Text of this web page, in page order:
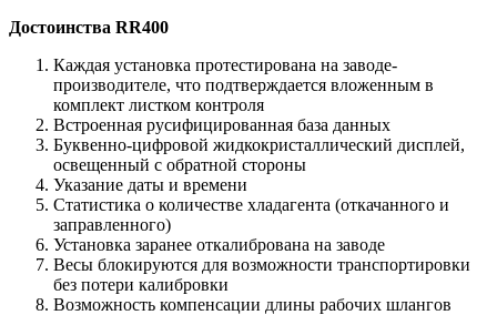
Достоинства RR400
Каждая установка протестирована на заводе-
производителе, что подтверждается вложенным в
комплект листком контроля
Встроенная русифицированная база данных
Буквенно-цифровой жидкокристаллический дисплей,
освещенный с обратной стороны
Указание даты и времени
Статистика о количестве хладагента (откачанного и
заправленного)
Установка заранее откалибрована на заводе
Весы блокируются для возможности транспортировки
без потери калибровки
Возможность компенсации длины рабочих шлангов